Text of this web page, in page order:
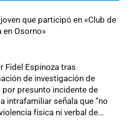
que participó en «Club de
en Osorno»
Fidel Espinoza tras
de investigación de
por presunto incidente de
intrafamiliar señala que “no
física ni verbal de...